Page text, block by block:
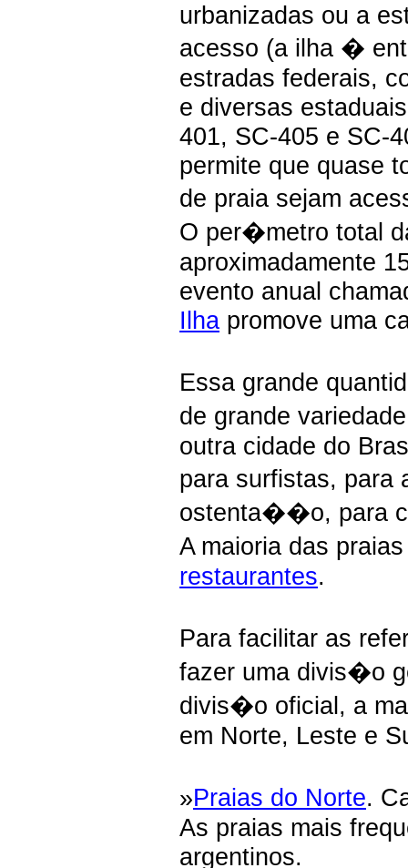
urbanizadas ou a
acesso (a ilha �
estradas federais,
e diversas
401, SC-405 e SC-
permite que quase
de praia sejam
O per�metro total
aproximadamente
evento anual
Ilha promove uma
Essa grande
de grande
outra cidade do
para surfistas, para
ostenta��o, para
A maioria das
restaurantes.
Para facilitar as
fazer uma divis�o
divis�o oficial, a
em Norte, Leste e
»Praias do Norte.
As praias mais
argentinos.